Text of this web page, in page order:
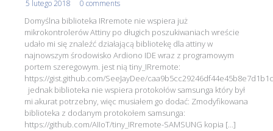
5 lutego 2018 0 comments
Domyślna biblioteka IRremote nie wspiera już
mikrokontrolerów Attiny po długich poszukiwaniach wreście
udało mi się znaleźć działającą bibliotekę dla attiny w
najnowszym środowisko Ardiono IDE wraz z programowym
portem szeregowym. jest nią tiny_IRremote:
https://gist.github.com/SeeJayDee/
jednak biblioteka nie wspiera protokołów samsunga który był
mi akurat potrzebny, więc musiałem go dodać: Zmodyfikowana
biblioteka z dodanym protokołem samsunga:
https://github.com/AIIoT/tiny_IRremote-SAMSUNG kopia […]